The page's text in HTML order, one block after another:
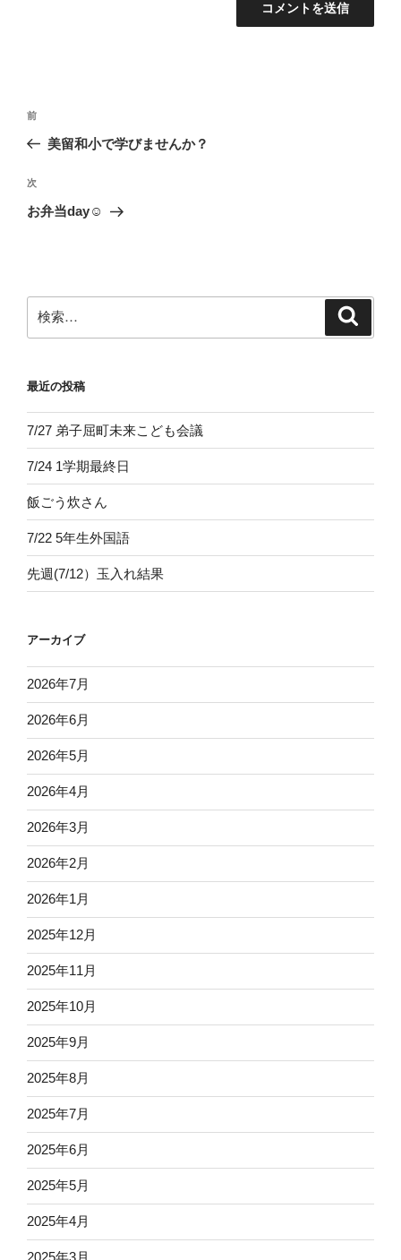
投
ビ
ゲ
ン
前
の
稿
前
美留和小で学びませんか？
次
の
次
お弁当day☺
索:
最近の投稿
7/27 弟子屈町未来こども会議
7/24 1学期最終日
飯ごう炊さん
7/22 5年生外国語
先週(7/12）玉入れ結果
アーカイブ
2026年7月
2026年6月
2026年5月
2026年4月
2026年3月
2026年2月
2026年1月
2025年12月
2025年11月
2025年10月
2025年9月
2025年8月
2025年7月
2025年6月
2025年5月
2025年4月